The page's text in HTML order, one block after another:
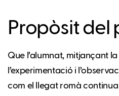
Propòsit del
Que l’alumnat, mitjançant
l’experimentació i
com el llegat romà